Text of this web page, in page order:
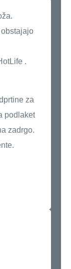
.
za
podlaket
zadrgo.